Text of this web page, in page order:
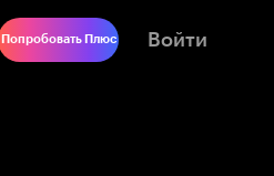
Попробовать Плюс Войти